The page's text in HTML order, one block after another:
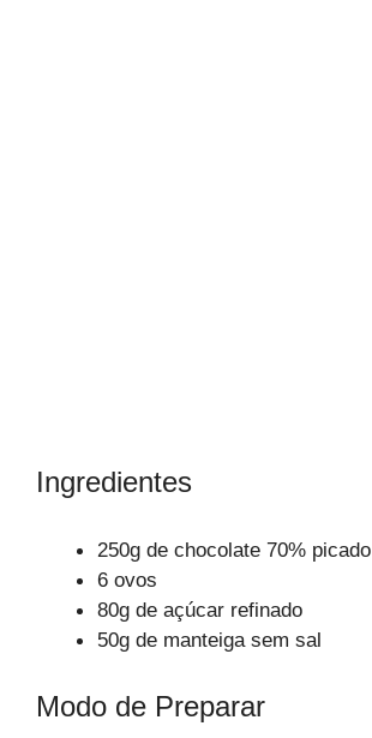
Ingredientes
250g de chocolate 70% picado
6 ovos
80g de açúcar refinado
50g de manteiga sem sal
Modo de Preparar